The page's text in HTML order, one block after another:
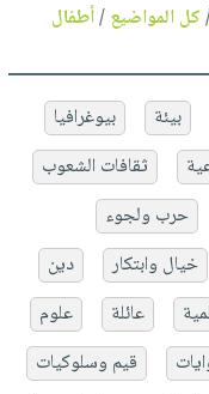
كل المواضيع/أطفال
بيئة
بيوغرافيا
ثقافات الشعوب
حرب ولجوء
خيال وابتكار
دين
عائلة
علوم
قيم وسلوكيات